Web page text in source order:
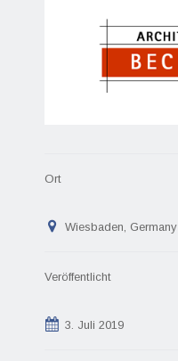
Ort
Wiesbaden, Germany
Veröffentlicht
3. Juli 2019